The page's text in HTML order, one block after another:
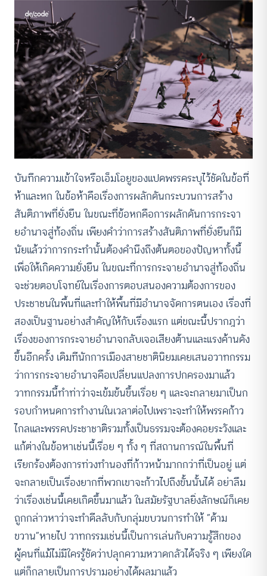
บันทึกความเข้าใจหรือเอ็มโอยูของแปดพรรคระบุไว้ชัดในข้อที่
ห้าและหก ในข้อห้าคือเรื่องการผลักดันกระบวนการสร้าง
สันติภาพที่ยั่งยืน ในขณะที่ข้อหกคือการผลักดันการกระจา
ยอำนาจสู่ท้องถิ่น เพียงคำว่าการสร้างสันติภาพที่ยั่งยืนก็มี
นัยแล้วว่าการกระทำนั้นต้องคำนึงถึงต้นตอของปัญหาทั้งนี้
เพื่อให้เกิดความยั่งยืน ในขณะที่การกระจายอำนาจสู่ท้องถิ่น
จะช่วยตอบโจทย์ในเรื่องการตอบสนองความต้องการของ
ประชาชนในพื้นที่และทำให้พื้นที่มีอำนาจจัดการตนเอง เรื่องที่
สองเป็นฐานอย่างสำคัญให้กับเรื่องแรก แต่ขณะนี้ปรากฎว่า
เรื่องของการกระจายอำนาจกลับเจอเสียงต้านและแรงค้านดัง
ขึ้นอีกครั้ง เดิมทีนักการเมืองสายชาตินิยมเคยเสนอวาทกรรม
ว่าการกระจายอำนาจคือเปลี่ยนแปลงการปกครองมาแล้ว
วาทกรรมนี้ทำท่าว่าจะเข้มข้นขึ้นเรื่อย ๆ และจะกลายมาเป็นก
รอบกำหนดการทำงานในเวลาต่อไปเพราะจะทำให้พรรคก้าว
ไกลและพรรคประชาชาติรวมทั้งเป็นธรรมจะต้องคอยระวังและ
แก้ต่างในข้อหาเช่นนี้เรื่อย ๆ ทั้ง ๆ ที่สถานการณ์ในพื้นที่
เรียกร้องต้องการท่วงทำนองที่ก้าวหน้ามากกว่าที่เป็นอยู่ แต่
จะกลายเป็นเรื่องยากที่พวกเขาจะก้าวไปถึงขั้นนั้นได้ อย่าลืม
ว่าเรื่องเช่นนี้เคยเกิดขึ้นมาแล้ว ในสมัยรัฐบาลยิ่งลักษณ์ก็เคย
ถูกกล่าวหาว่าจะทำดีลลับกับกลุ่มขบวนการทำให้ “ด้าม
ขวาน”หายไป วาทกรรมเช่นนี้เป็นการเล่นกับความรู้สึกของ
ผู้คนที่แม้ไม่มีใครรู้ชัดว่าปลุกความหวาดกลัวได้จริง ๆ เพียงใด
แต่ก็กลายเป็นการปรามอย่างได้ผลมาแล้ว